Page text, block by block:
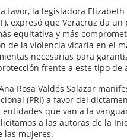
favor, la legisladora
expresó que Veracruz da
equitativa y más
de la violencia vicaria en el
necesarias para
frente a este tipo de
Rosa Valdés Salazar
(PRI) a favor del
que van a la
a las autoras de la
las mujeres.